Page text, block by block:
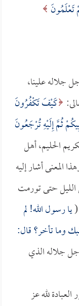
تَعْلَمُونَ
جلاله علينا،
كَيْفَ تَكْفُرُونَ
ثُمَّ إِلَيْهِ تُرْجَعُونَ
الكريم الحليم، أهل
المعنى أشار إليه
الليل حتى تورمت
(يا رسول الله! لم
وما تأخر؟ قال:
جلاله الذي
لله عز